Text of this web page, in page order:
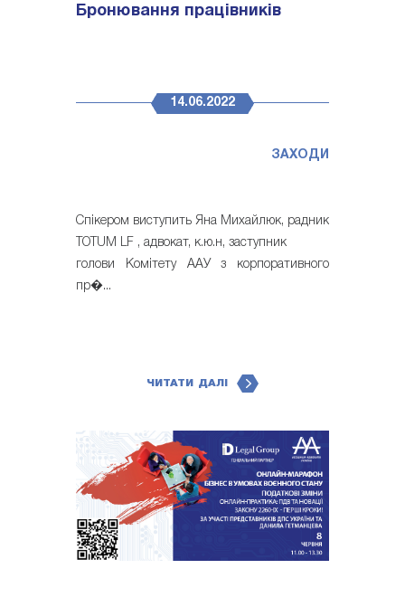
Бронювання працівників
14.06.2022
ЗАХОДИ
Спікером виступить Яна Михайлюк, радник
TOTUM LF , адвокат, к.ю.н, заступник
голови Комітету ААУ з корпоративного
пр�...
ЧИТАТИ ДАЛІ